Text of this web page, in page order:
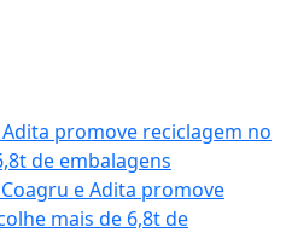
e Adita promove
mais de 6,8t de